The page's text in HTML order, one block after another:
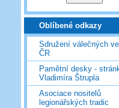
Oblíbené odkazy
Sdružení válečných
ČR
Pamětní desky -
Vladimíra Štrupla
Asociace nositelů
legionářských tradic